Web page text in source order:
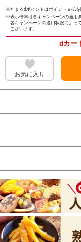
※たまるdポイントはポイント支払を
※表示倍率は各キャンペーンの適用
各キャンペーンの適用状況によっ
ございます。
dカー
お気に入り